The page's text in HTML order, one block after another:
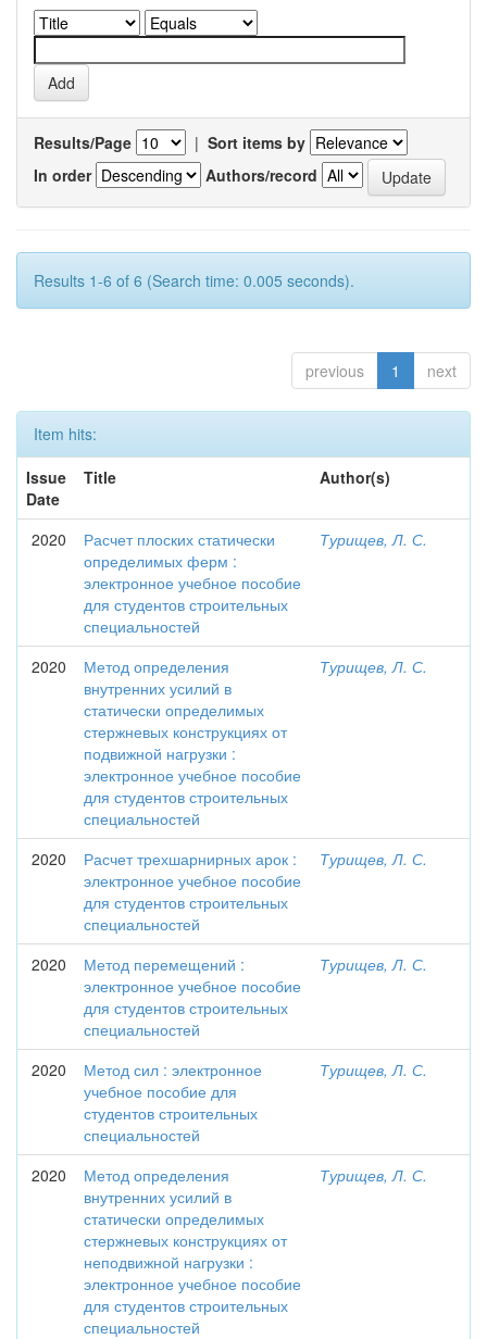
Results/Page | Sort items by
In order
Authors/record
Results 1-6 of 6 (Search time: 0.005 seconds).
previous 1 next
Item hits:
Issue
Date
Title Author(s)
2020
Расчет плоских статически
определимых ферм :
электронное учебное пособие
для студентов строительных
специальностей
Турищев, Л. С.
2020
Метод определения
внутренних усилий в
статически определимых
стержневых конструкциях от
подвижной нагрузки :
электронное учебное пособие
для студентов строительных
специальностей
Турищев, Л. С.
2020
Расчет трехшарнирных арок :
электронное учебное пособие
для студентов строительных
специальностей
Турищев, Л. С.
2020
Метод перемещений :
электронное учебное пособие
для студентов строительных
специальностей
Турищев, Л. С.
2020
Метод сил : электронное
учебное пособие для
студентов строительных
специальностей
Турищев, Л. С.
2020
Метод определения
внутренних усилий в
статически определимых
стержневых конструкциях от
неподвижной нагрузки :
электронное учебное пособие
для студентов строительных
специальностей
Турищев, Л. С.